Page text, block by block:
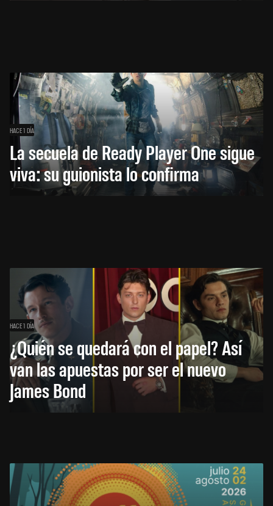
HACE 1 DÍA
La secuela de Ready Player One sigue
viva: su guionista lo confirma
HACE 1 DÍA
¿Quién se quedará con el papel? Así
van las apuestas por ser el nuevo
James Bond